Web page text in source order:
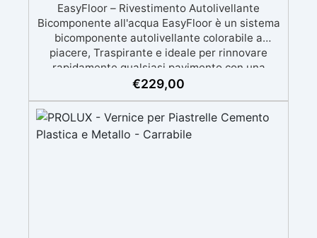
EasyFloor – Rivestimento Autolivellante
Bicomponente all'acqua EasyFloor è un sistema
bicomponente autolivellante colorabile a
piacere, Traspirante e ideale per rinnovare
rapidamente qualsiasi pavimento con una
finitura resistente, uniforme e personalizzabile.
su superfici difficili anche verticali. Riempie
crepe e irregolarità del pavimento.
Rinnovandolo con una sola passata. 🔹 Senza
€229,00